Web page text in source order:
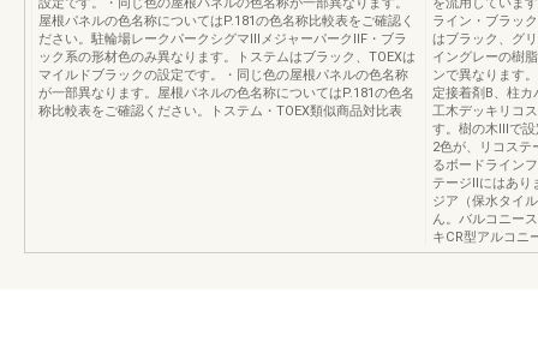
屋根パネルの色名称についてはP.181の色名称比較表をご確認く
ださい。駐輪場レークパークシグマⅢメジャーパークⅡF・ブラ
ック系の形材色のみ異なります。トステムはブラック、TOEXは
マイルドブラックの設定です。・同じ色の屋根パネルの色名称
が一部異なります。屋根パネルの色名称についてはP.181の色名
称比較表をご確認ください。トステム・TOEX類似商品対比表
ライン・ブラッ
はブラック、グ
イングレーの樹
ンで異なります
定接着剤B、柱
工木デッキリコ
す。樹の木Ⅲで設
2色が、リコス
るボードライン
テージⅡにはあり
ジア（保水タイ
ん。バルコニー
キCR型アルコニ